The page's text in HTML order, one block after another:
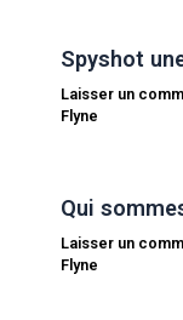
Spyshot
Laisser un
Flyne
Qui
Laisser un
Flyne